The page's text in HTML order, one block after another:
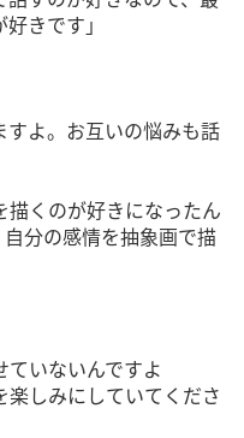
きです」
よ。お互いの悩みも話
くのが好きになったん
分の感情を抽象画で描
いないんですよ
楽しみにしていてくださ